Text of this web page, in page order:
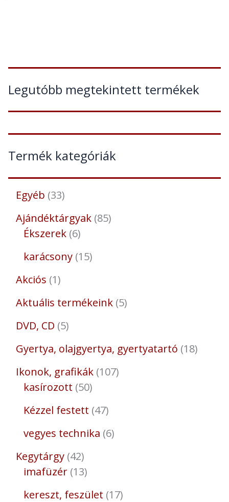
Legutóbb megtekintett termékek
Termék kategóriák
Egyéb 33
Ajándéktárgyak 85
Ékszerek 6
karácsony 15
Akciós 1
Aktuális termékeink 5
DVD, CD 5
Gyertya, olajgyertya, gyertyatartó 18
Ikonok, grafikák 107
kasírozott 50
Kézzel festett 47
vegyes technika 6
Kegytárgy 42
imafüzér 13
kereszt, feszület 17